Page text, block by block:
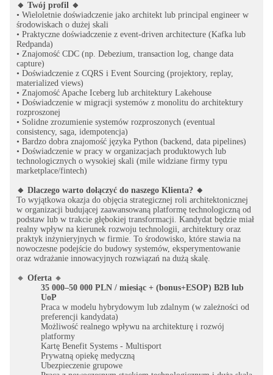
🔸 Twój profil 🔸
• Wieloletnie doświadczenie jako architekt lub principal engineer w
środowiskach o dużej skali
• Praktyczne doświadczenie z event-driven architecture (Kafka lub
Redpanda)
• Znajomość CDC (np. Debezium, transaction log, change data
capture)
• Doświadczenie z CQRS i Event Sourcing (projektory, replay,
materialized views)
• Znajomość Apache Iceberg lub architektury Lakehouse
• Doświadczenie w migracji systemów z monolitu do architektury
rozproszonej
• Solidne zrozumienie systemów rozproszonych (eventual
consistency, saga, idempotencja)
• Bardzo dobra znajomość języka Python (backend, data pipelines)
• Doświadczenie w pracy w organizacjach produktowych lub
technologicznych o wysokiej skali (mile widziane firmy typu
marketplace/fintech)
🔸 Dlaczego warto dołączyć do naszego Klienta? 🔸
To wyjątkowa okazja do objęcia strategicznej roli architektonicznej
w organizacji budującej zaawansowaną platformę technologiczną od
podstaw lub w trakcie głębokiej transformacji. Kandydat będzie miał
realny wpływ na kierunek rozwoju technologii, architektury oraz
praktyk inżynieryjnych w firmie. To środowisko, które stawia na
nowoczesne podejście do budowy systemów, eksperymentowanie
oraz wdrażanie innowacyjnych rozwiązań na dużą skalę.
🔸Oferta 🔸
35 000–50 000 PLN / miesiąc + (bonus+ESOP) B2B lub
UoP
Praca w modelu hybrydowym lub zdalnym (w zależności od
preferencji kandydata)
Możliwość realnego wpływu na architekturę i rozwój
platformy
Kartę Benefit Systems - Multisport
Prywatną opiekę medyczną
Ubezpieczenie grupowe